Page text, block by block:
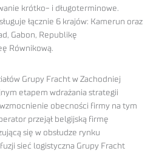
krótko- i długoterminowe.
łącznie 6 krajów: Kamerun oraz
Gabon, Republikę
Równikową.
Grupy Fracht w Zachodniej
etapem wdrażania strategii
obecności firmy na tym
przejął belgijską firmę
się w obsłudze rynku
sieć logistyczna Grupy Fracht